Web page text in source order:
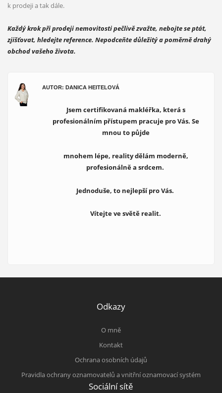
k prodeji a tak dále.
Každý krok při prodeji nemovitosti pečlivě zvažte, nebojte se ptát,
zjišťovat, hledejte reference. Nepodceňte důležitý a poměrně drahý
obchod vašeho života.
AUTOR: DANICA HEITELOVÁ
Jsem certifikovaná makléřka, která s
profesionálním přístupem pracuje pro Vás. Se
mnou to půjde
mnohem lépe, reality dělám moderně,
profesionálně a srdcem.
Jednoduše, to nejlepší pro Vás.
Vítejte ve světě realit.
Odkazy
O mně
Kontakt
Ochrana osobních údajů
Pravidla ochrany oznamovatelů a vnitřní oznamovací systém
Sociální sítě